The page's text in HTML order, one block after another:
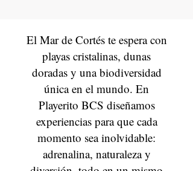
El Mar de Cortés te espera con
playas cristalinas, dunas
doradas y una biodiversidad
única en el mundo. En
Playerito BCS diseñamos
experiencias para que cada
momento sea inolvidable:
adrenalina, naturaleza y